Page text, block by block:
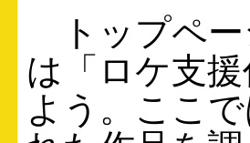
トップペー
は「ロケ支
よう。ここ